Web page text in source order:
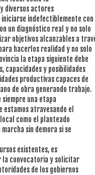
diversos actores
iniciarse indefectiblemente con
un diagnóstico real y no solo
objetivos alcanzables a
hacerlos realidad y no solo
la etapa siguiente debe
capacidades y posibilidades
productivas capaces de
de obra generando trabajo.
una etapa
atravesando el
como el planteado
sin demora si se
existentes, es
la convocatoria y solicitar
de los gobiernos